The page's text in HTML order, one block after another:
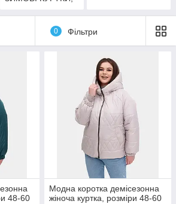
0 Фільтри
48-60
Модна коротка демісезонна
жіноча куртка, розміри 48-60